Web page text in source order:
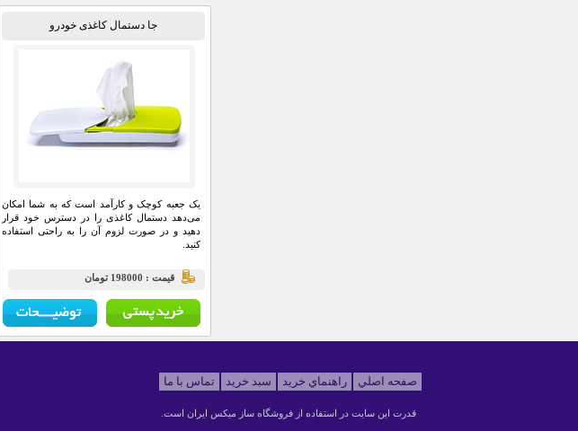
جا دستمال کاغذی خودرو
یک جعبه کوچک و کارآمد است که به شما امکان
می‌دهد دستمال کاغذی را در دسترس خود قرار
دهید و در صورت لزوم آن را به راحتی استفاده
کنید.
قيمت : 198000 تومان
صفحه اصلي راهنماي خريد سبد خريد تماس با ما
قدرت اين سايت در استفاده از فروشگاه ساز ميکس ايران است.